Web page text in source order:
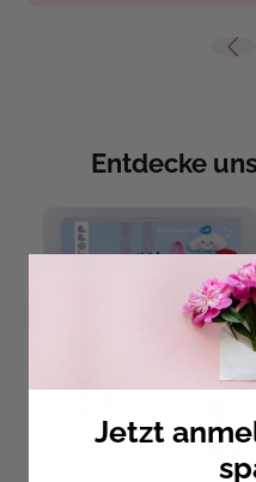
Entdecke
Jetzt